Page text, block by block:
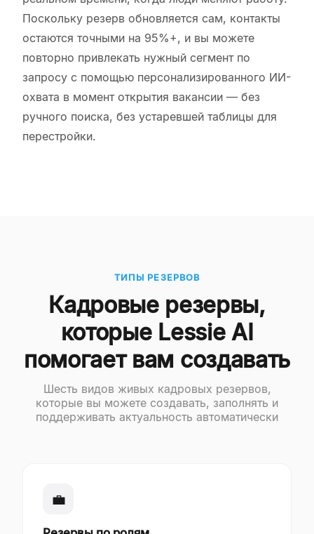
Поскольку резерв обновляется сам, контакты
остаются точными на 95%+, и вы можете
повторно привлекать нужный сегмент по
запросу с помощью персонализированного ИИ-
охвата в момент открытия вакансии — без
ручного поиска, без устаревшей таблицы для
перестройки.
ТИПЫ РЕЗЕРВОВ
Кадровые резервы,
которые Lessie AI
помогает вам создавать
Шесть видов живых кадровых резервов,
которые вы можете создавать, заполнять и
поддерживать актуальность автоматически
💼